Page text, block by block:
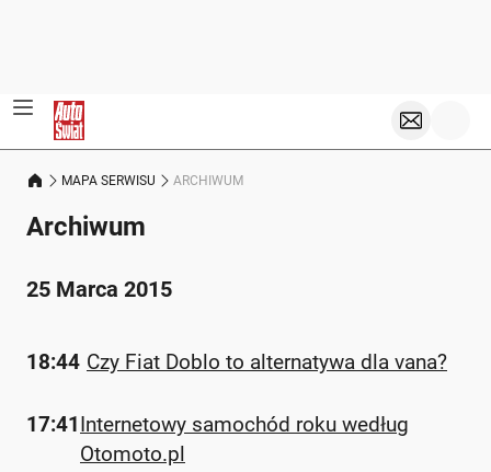
MAPA SERWISU ARCHIWUM
Archiwum
25 Marca 2015
18:44 Czy Fiat Doblo to alternatywa dla vana?
17:41Internetowy samochód roku według
Otomoto.pl